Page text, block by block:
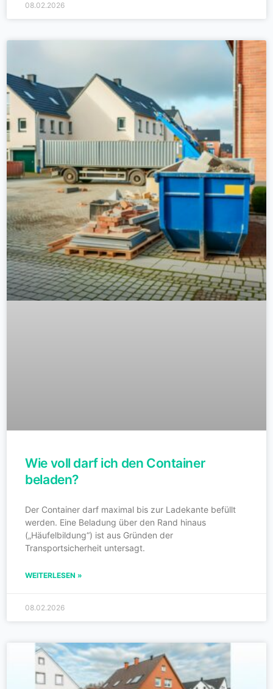
08.02.2026
Wie voll darf ich den Container
beladen?
Der Container darf maximal bis zur Ladekante befüllt
werden. Eine Beladung über den Rand hinaus
(„Häufelbildung“) ist aus Gründen der
Transportsicherheit untersagt.
WEITERLESEN »
08.02.2026